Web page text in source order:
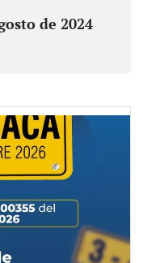
de 2024